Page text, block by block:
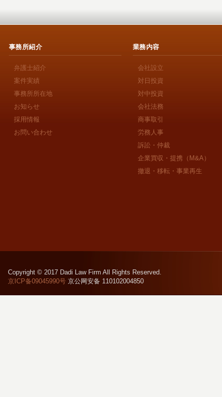
事務所紹介
弁護士紹介
案件実績
事務所所在地
お知らせ
採用情報
お問い合わせ
業務内容
会社設立
対日投資
対中投資
会社法務
商事取引
労務人事
訴訟・仲裁
企業買収・提携（M&A）
撤退・移転・事業再生
Copyright © 2017 Dadi Law Firm All Rights Reserved.
京ICP备09045990号京公网安备 110102004850